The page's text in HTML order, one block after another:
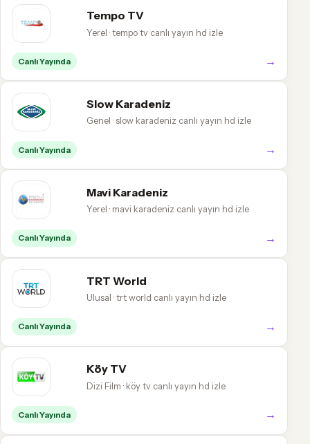
Tempo TV
Yerel · tempo tv canlı yayın hd izle
Canlı Yayında →
Slow Karadeniz
Genel · slow karadeniz canlı yayın hd izle
Canlı Yayında →
Mavi Karadeniz
Yerel · mavi karadeniz canlı yayın hd izle
Canlı Yayında →
TRT World
Ulusal · trt world canlı yayın hd izle
Canlı Yayında →
Köy TV
Dizi Film · köy tv canlı yayın hd izle
Canlı Yayında →